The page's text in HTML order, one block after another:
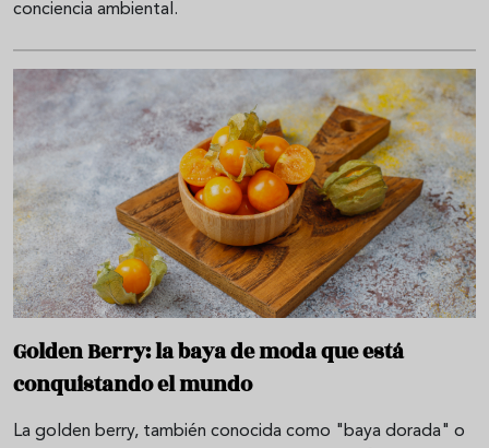
conciencia ambiental.
Golden Berry: la baya de moda que está
conquistando el mundo
La golden berry, también conocida como "baya dorada" o